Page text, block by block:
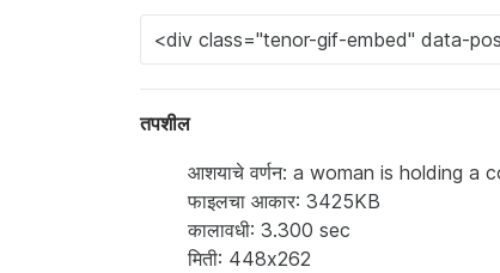
तपशील
आशयाचे वर्णन: a woman is holding a
फाइलचा आकार: 3425KB
कालावधी: 3.300 sec
मिती: 448x262